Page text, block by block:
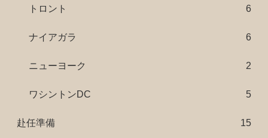
トロント 6
ナイアガラ 6
ニューヨーク 2
ワシントンDC 5
赴任準備 15